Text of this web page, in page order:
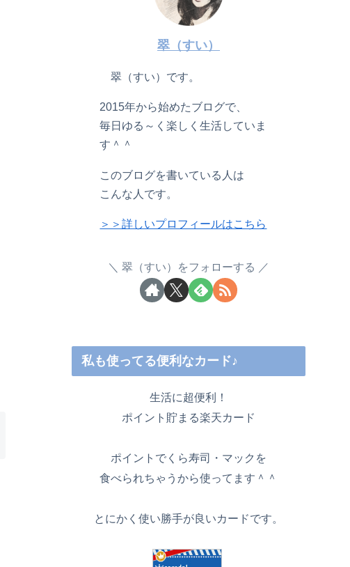
翠（すい）
翠（すい）です。
2015年から始めたブログで、
毎日ゆる～く楽しく生活していま
す＾＾
このブログを書いている人は
こんな人です。
＞＞詳しいプロフィールはこちら
翠（すい）をフォローする
私も使ってる便利なカード♪
生活に超便利！
ポイント貯まる楽天カード
ポイントでくら寿司・マックを
食べられちゃうから使ってます＾＾
とにかく使い勝手が良いカードです。